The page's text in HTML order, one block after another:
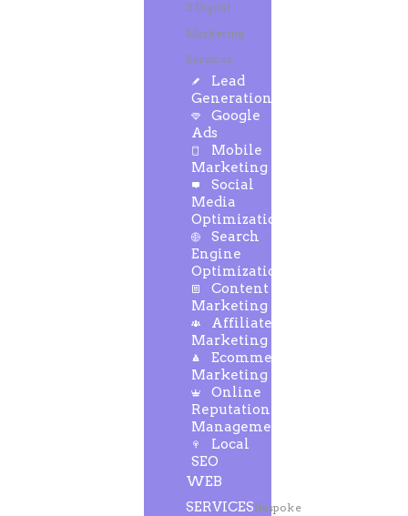
Z Digital
Marketing
Services
Lead
Generation
Google
Ads
Mobile
Marketing
Social
Media
Optimization
Search
Engine
Optimization
Content
Marketing
Affiliate
Marketing
Ecommerce
Marketing
Online
Reputation
Management
Local
SEO
WEB
SERVICESBespoke